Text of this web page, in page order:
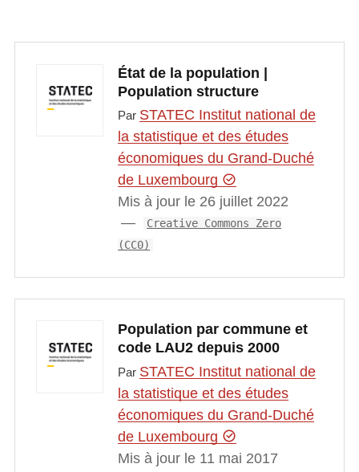
État de la population |
Population structure
Par STATEC Institut national de
la statistique et des études
économiques du Grand-Duché
de Luxembourg
Mis à jour le 26 juillet 2022
Creative Commons Zero
(CC0)
Population par commune et
code LAU2 depuis 2000
Par STATEC Institut national de
la statistique et des études
économiques du Grand-Duché
de Luxembourg
Mis à jour le 11 mai 2017